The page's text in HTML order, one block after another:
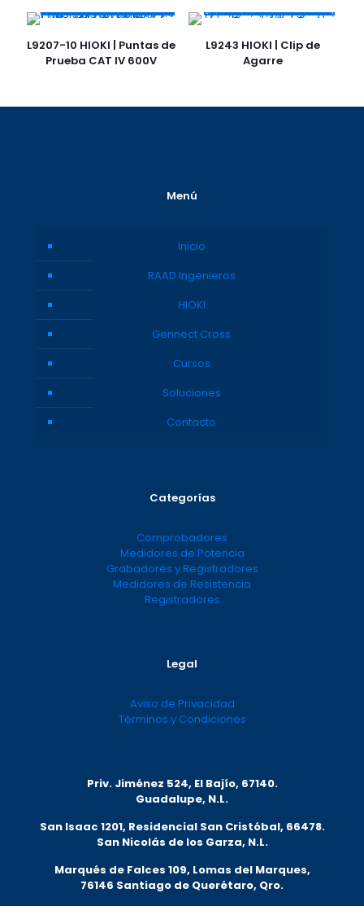
L9207-10 HIOKI | Puntas de
Prueba CAT IV 600V
L9243 HIOKI | Clip de
Agarre
Menú
Inicio
RAAD Ingenieros
HIOKI
Gennect Cross
Cursos
Soluciones
Contacto
Categorías
Comprobadores
Medidores de Potencia
Grabadores y Registradores
Medidores de Resistencia
Registradores
Legal
Aviso de Privacidad
Términos y Condiciones
Priv. Jiménez 524, El Bajío, 67140.
Guadalupe, N.L.
San Isaac 1201, Residencial San Cristóbal, 66478.
San Nicolás de los Garza, N.L.
Marqués de Falces 109, Lomas del Marques,
76146 Santiago de Querétaro, Qro.